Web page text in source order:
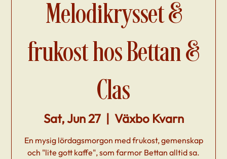
Melodikrysset &
frukost hos Bettan &
Clas
Sat, Jun 27
  |
Växbo Kvarn
En mysig lördagsmorgon med frukost, gemenskap
och "lite gott kaffe", som farmor Bettan alltid sa.